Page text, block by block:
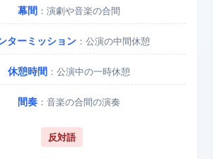
幕間：演劇や音楽の合間
ターミッション ：公演の中間休憩
休憩時間：公演中の一時休憩
間奏：音楽の合間の演奏
反対語